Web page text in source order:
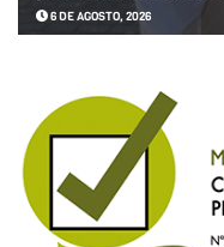
6 DE AGOSTO, 2026